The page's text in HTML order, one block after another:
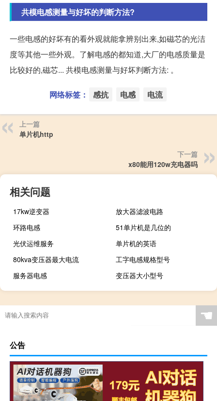
共模电感测量与好坏的判断方法?
⼀些电感的好坏有的看外观就能拿辨别出来,如磁芯的光洁
度等其他⼀些外观。了解电感的都知道,⼤⼚的电感质量是
⽐较好的,磁芯... 共模电感测量与好坏判断方法: 。
网络标签： 感抗 电感 电流
上一篇
单片机http
下一篇
x80能用120w充电器吗
相关问题
17kw逆变器
放大器滤波电路
环路电感
51单片机是几位的
光伏运维服务
单片机的英语
80kva变压器最大电流
工字电感规格型号
服务器电感
变压器大小型号
☚
公告